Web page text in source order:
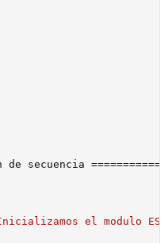
de secuencia ============
Inicializamos el modulo